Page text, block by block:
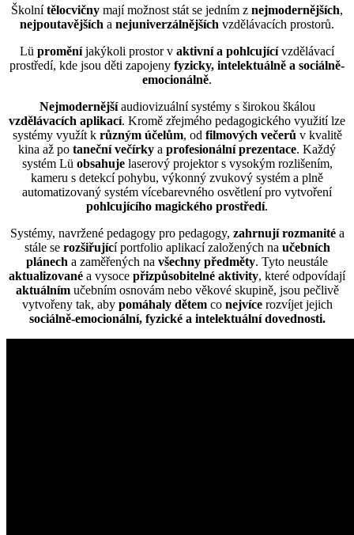
Školnítělocvičny mají možnost stát se jedním z nejmodernějších,
nejpoutavějších a nejuniverzálnějších vzdělávacích prostorů.
Lü proměníjakýkoli prostor v aktivní a pohlcujícívzdělávací
prostředí, kde jsou děti zapojeny fyzicky, intelektuálně a sociálně-
emocionálně.
Nejmodernějšíaudiovizuální systémy s širokou škálou
vzdělávacích aplikací. Kromě zřejmého pedagogického využití lze
systémy využít k různým účelům, od filmových večerů v kvalitě
kina až po taneční večírky a profesionální prezentace. Každý
systém Lü obsahujelaserový projektor s vysokým rozlišením,
kameru s detekcí pohybu, výkonný zvukový systém a plně
automatizovaný systém vícebarevného osvětlení pro vytvoření
pohlcujícího magického prostředí.
Systémy, navržené pedagogy pro pedagogy, zahrnují rozmanitéa
stále se rozšiřující portfolio aplikací založených na učebních
plánech a zaměřených na všechny předměty. Tyto neustále
aktualizované a vysoce přizpůsobitelné aktivity, které odpovídají
aktuálnímučebním osnovám nebo věkové skupině, jsou pečlivě
vytvořeny tak, aby pomáhaly dětemco nejvícerozvíjet jejich
sociálně-emocionální, fyzické a intelektuální dovednosti.